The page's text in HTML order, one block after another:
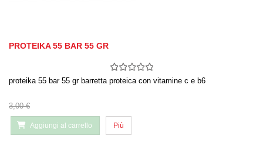
PROTEIKA 55 BAR 55 GR
proteika 55 bar 55 gr barretta proteica con vitamine c e b6
3,00 €
Aggiungi al carrello Più